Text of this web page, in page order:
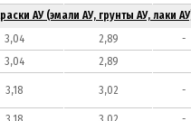
АУ (эмали АУ, грунты АУ, лаки
3,04 2,89
-
3,04
2,89
3,18 3,02 -